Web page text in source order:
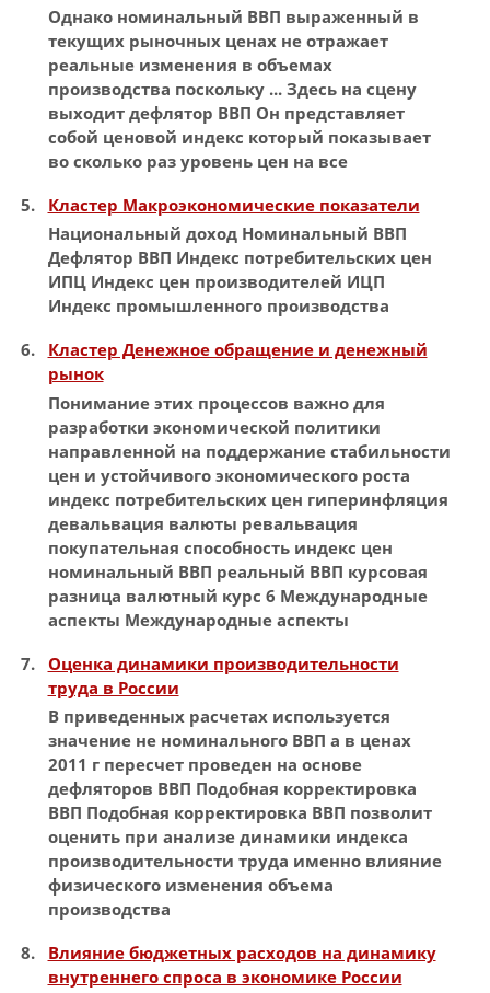
Однако номинальный ВВП выраженный в
текущих рыночных ценах не отражает
реальные изменения в объемах
производства поскольку ... Здесь на сцену
выходит дефлятор ВВП Он представляет
собой ценовой индекс который показывает
во сколько раз уровень цен на все
Кластер Макроэкономические показатели
Национальный доход Номинальный ВВП
Дефлятор ВВП Индекс потребительских цен
ИПЦ Индекс цен производителей ИЦП
Индекс промышленного производства
Кластер Денежное обращение и денежный
рынок
Понимание этих процессов важно для
разработки экономической политики
направленной на поддержание стабильности
цен и устойчивого экономического роста
индекс потребительских цен гиперинфляция
девальвация валюты ревальвация
покупательная способность индекс цен
номинальный ВВП реальный ВВП курсовая
разница валютный курс 6 Международные
аспекты Международные аспекты
Оценка динамики производительности
труда в России
В приведенных расчетах используется
значение не номинального ВВП а в ценах
2011 г пересчет проведен на основе
дефляторов ВВП Подобная корректировка
ВВП Подобная корректировка ВВП позволит
оценить при анализе динамики индекса
производительности труда именно влияние
физического изменения объема
производства
Влияние бюджетных расходов на динамику
внутреннего спроса в экономике России